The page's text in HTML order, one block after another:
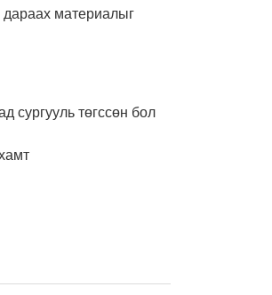
дараах материалыг
сургууль төгссөн бол